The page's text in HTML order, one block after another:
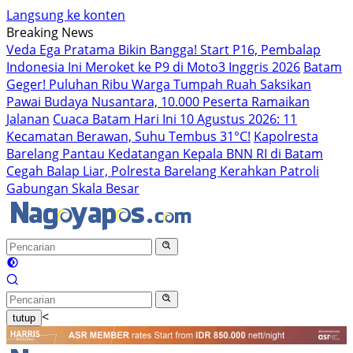
Langsung ke konten
Breaking News
Veda Ega Pratama Bikin Bangga! Start P16, Pembalap
Indonesia Ini Meroket ke P9 di Moto3 Inggris 2026 Batam
Geger! Puluhan Ribu Warga Tumpah Ruah Saksikan
Pawai Budaya Nusantara, 10.000 Peserta Ramaikan
Jalanan Cuaca Batam Hari Ini 10 Agustus 2026: 11
Kecamatan Berawan, Suhu Tembus 31°C! Kapolresta
Barelang Pantau Kedatangan Kepala BNN RI di Batam
Cegah Balap Liar, Polresta Barelang Kerahkan Patroli
Gabungan Skala Besar
tutup <